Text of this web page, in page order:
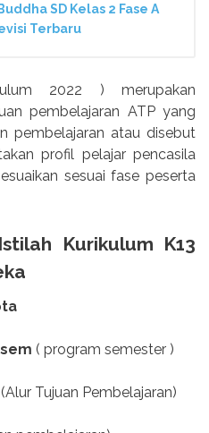
SD Kelas 2 Fase A
Terbaru
2022 ) merupakan
pembelajaran ATP yang
pembelajaran atau disebut
profil pelajar pencasila
sesuai fase peserta
Kurikulum K13
( program semester )
(Alur Tujuan Pembelajaran)